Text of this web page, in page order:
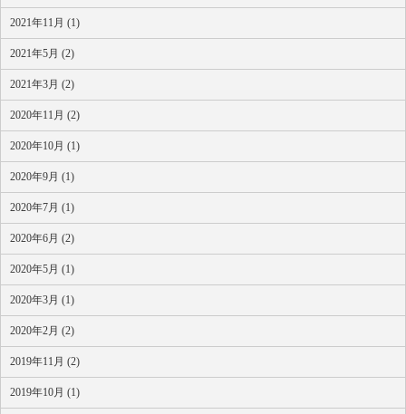
2021年11月 (1)
2021年5月 (2)
2021年3月 (2)
2020年11月 (2)
2020年10月 (1)
2020年9月 (1)
2020年7月 (1)
2020年6月 (2)
2020年5月 (1)
2020年3月 (1)
2020年2月 (2)
2019年11月 (2)
2019年10月 (1)